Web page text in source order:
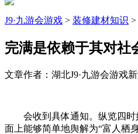
J9·九游会游戏 > 装修建材知识 >
完满是依赖于其对社
文章作者：湖北J9·九游会游戏
会收到具体通知。纵览四时如
面上能够简单地舆解为“富人栖